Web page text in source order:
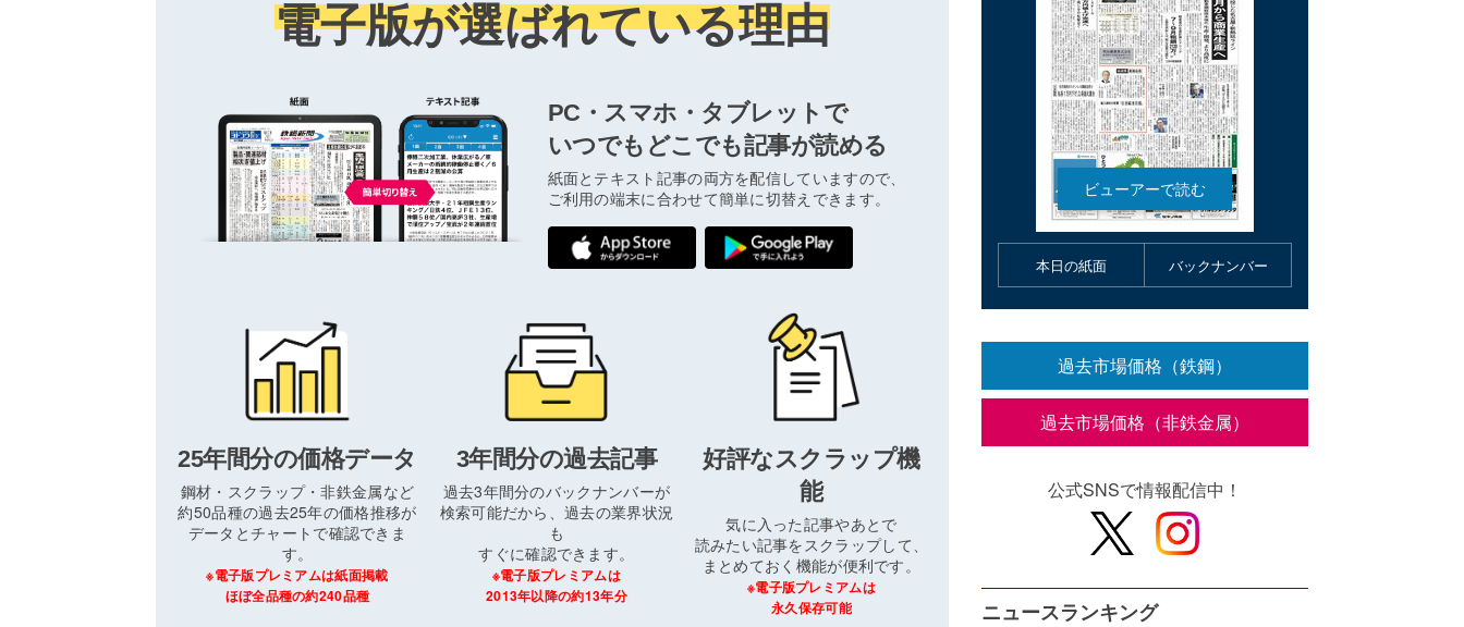
電子版が選ばれている理由
PC・スマホ・タブレットで
いつでもどこでも記事が読める
紙面とテキスト記事の両方を配信していますので、
ご利用の端末に合わせて簡単に切替えできます。
25年間分の価格データ
鋼材・スクラップ・非鉄金属など
約50品種の過去25年の価格推移が
データとチャートで確認できま
す。
※電子版プレミアムは紙面掲載
ほぼ全品種の約240品種
3年間分の過去記事
過去3年間分のバックナンバーが
検索可能だから、過去の業界状況
も
すぐに確認できます。
※電子版プレミアムは
2013年以降の約13年分
好評なスクラップ機
能
気に入った記事やあとで
読みたい記事をスクラップして、
まとめておく機能が便利です。
※電子版プレミアムは
永久保存可能
本日の紙面 バックナンバー
過去市場価格（鉄鋼）
過去市場価格（非鉄金属）
公式SNSで情報配信中！
ニュースランキング